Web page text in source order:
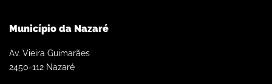
Município da Nazaré
Av. Vieira Guimarães
2450-112 Nazaré